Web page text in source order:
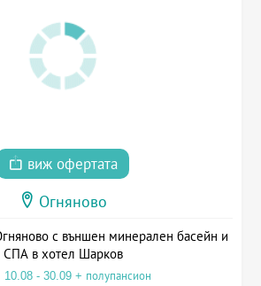
виж офертата
Огняново
с външен минерален басейн и
СПА в хотел Шарков
10.08 - 30.09 + полупансион